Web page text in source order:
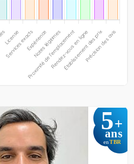
5+
ans
en TBR